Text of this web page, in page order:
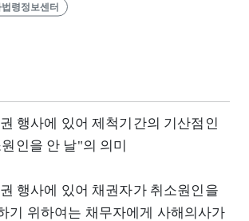
령정보센터
행사에 있어 제척기간의 기산점인
인을 안 날"의 의미
행사에 있어 채권자가 취소원인을
기 위하여는 채무자에게 사해의사가